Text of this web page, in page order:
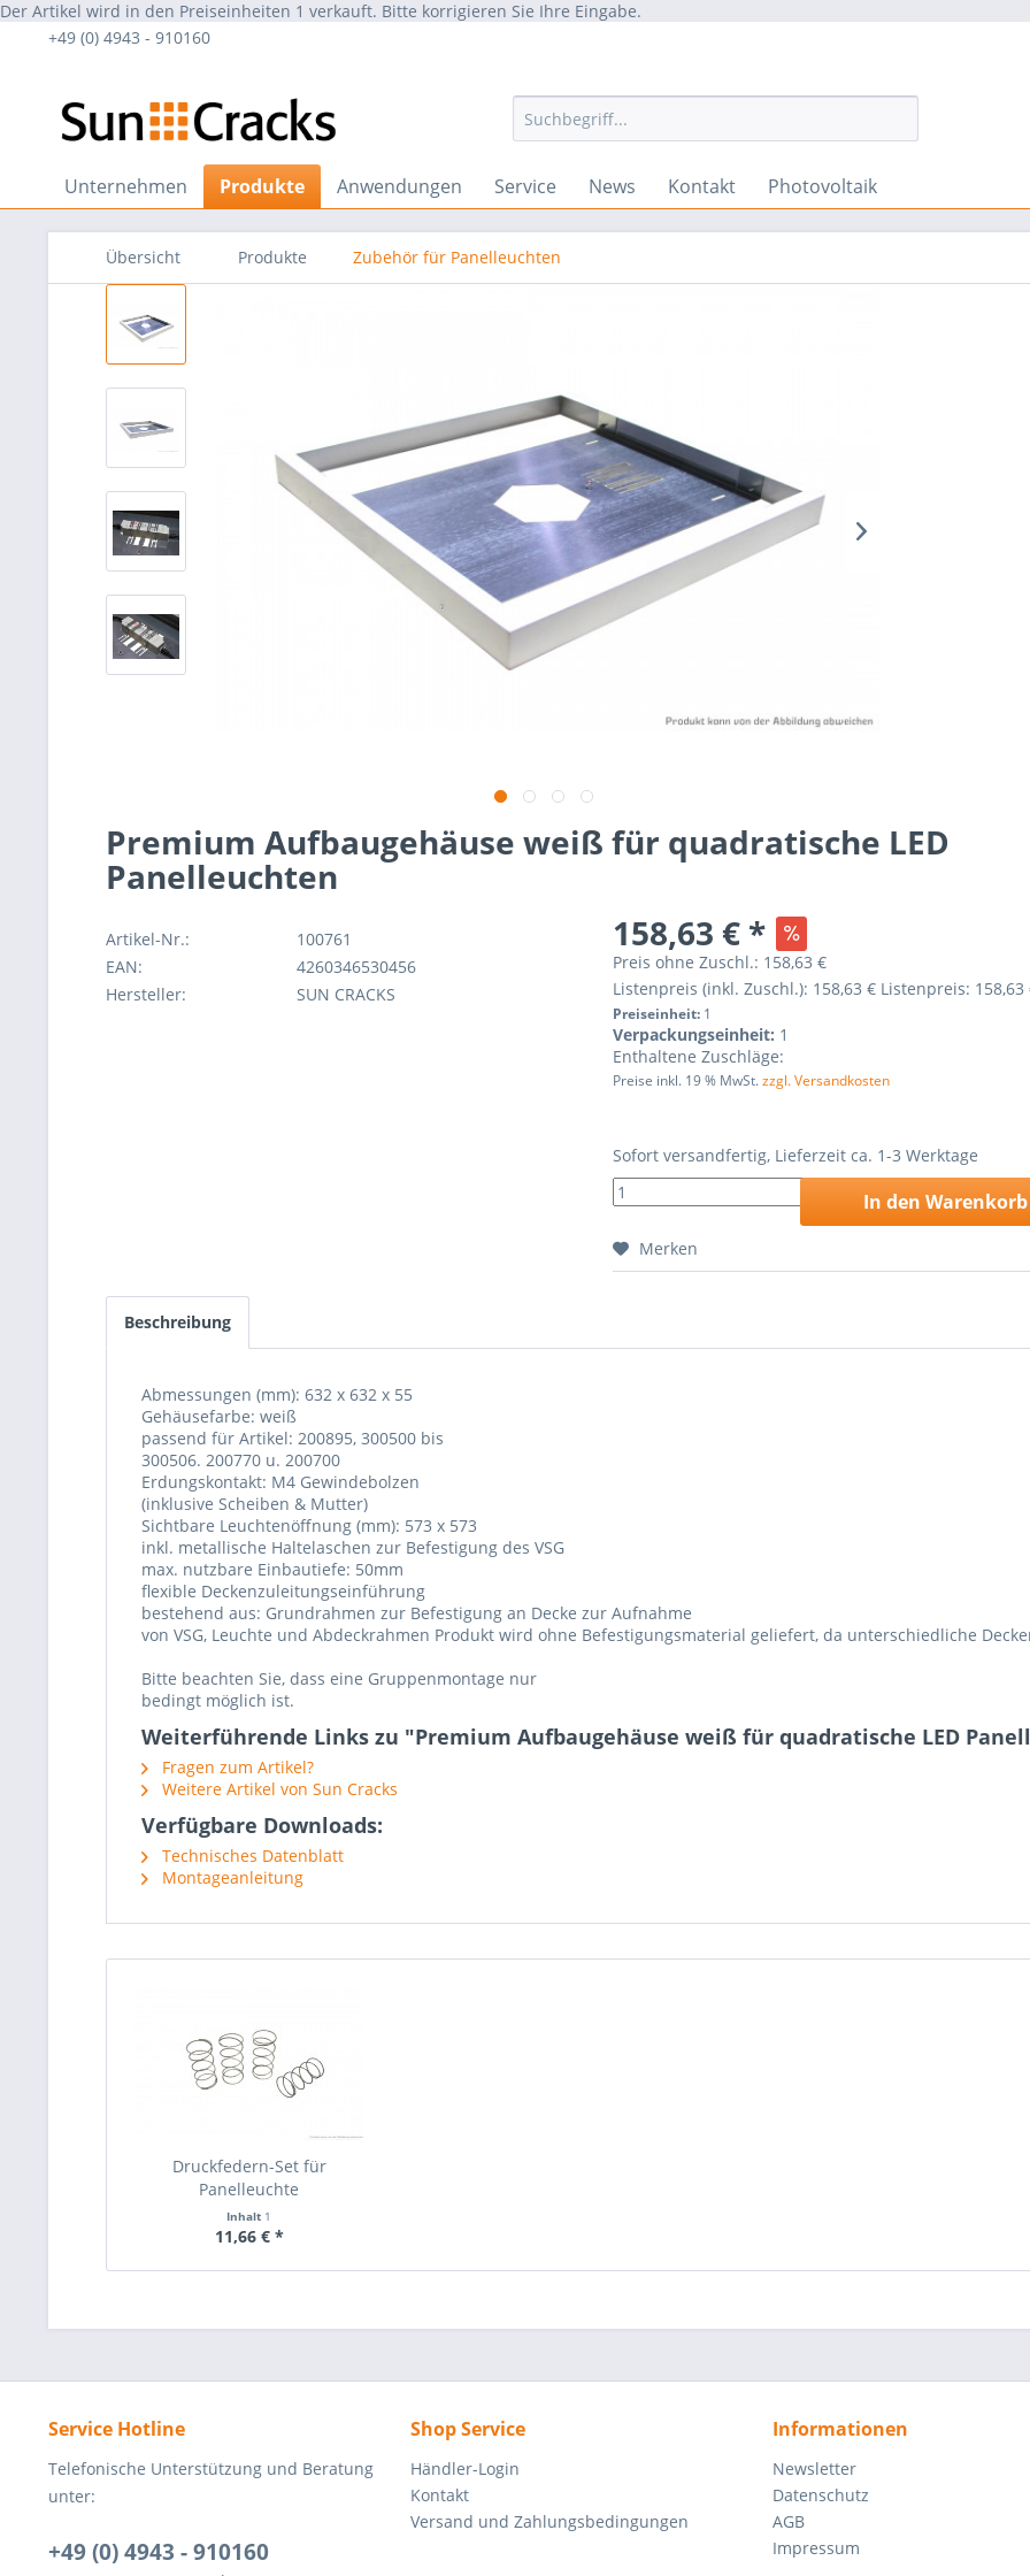
Der Artikel wird in den Preiseinheiten 1 verkauft. Bitte korrigieren Sie Ihre Eingabe.
+49 (0) 4943 - 910160
Unternehmen Produkte Anwendungen Service News Kontakt Photovoltaik
Übersicht Produkte Zubehör für Panelleuchten
Premium Aufbaugehäuse weiß für quadratische LED
Panelleuchten
Artikel-Nr.:
100761
EAN:
4260346530456
Hersteller:
SUN CRACKS
158,63 € *
Preis ohne Zuschl.: 158,63 €
Listenpreis (inkl. Zuschl.): 158,63 € Listenpreis: 158,63
Preiseinheit: 1
Verpackungseinheit: 1
Enthaltene Zuschläge:
Preise inkl. 19 % MwSt.zzgl. Versandkosten
Sofort versandfertig, Lieferzeit ca. 1-3 Werktage
In den Warenkorb
Merken
Beschreibung
Abmessungen (mm): 632 x 632 x 55
Gehäusefarbe: weiß
passend für Artikel: 200895, 300500 bis
300506. 200770 u. 200700
Erdungskontakt: M4 Gewindebolzen
(inklusive Scheiben & Mutter)
Sichtbare Leuchtenöffnung (mm): 573 x 573
inkl. metallische Haltelaschen zur Befestigung des VSG
max. nutzbare Einbautiefe: 50mm
flexible Deckenzuleitungseinführung
bestehend aus: Grundrahmen zur Befestigung an Decke zur Aufnahme
von VSG, Leuchte und Abdeckrahmen Produkt wird ohne Befestigungsmaterial geliefert, da unterschiedliche
Bitte beachten Sie, dass eine Gruppenmontage nur
bedingt möglich ist.
Weiterführende Links zu "Premium Aufbaugehäuse weiß für quadratische LED
Fragen zum Artikel?
Weitere Artikel von Sun Cracks
Verfügbare Downloads:
Technisches Datenblatt
Montageanleitung
Druckfedern-Set für
Panelleuchte
Inhalt 1
11,66 € *
Service Hotline
Telefonische Unterstützung und Beratung
unter:
+49 (0) 4943 - 910160
Shop Service
Händler-Login
Kontakt
Versand und Zahlungsbedingungen
Informationen
Newsletter
Datenschutz
AGB
Impressum